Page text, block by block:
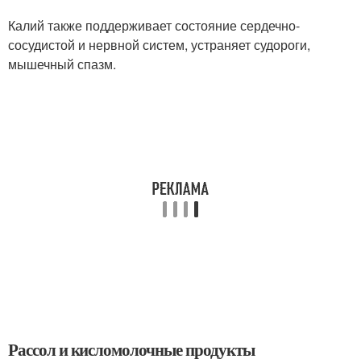
Калий также поддерживает состояние сердечно-
сосудистой и нервной систем, устраняет судороги,
мышечный спазм.
Рассол и кисломолочные продукты